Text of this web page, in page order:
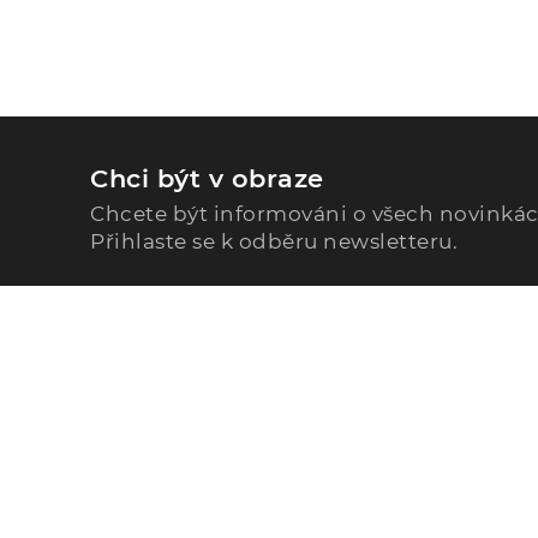
Chci být v obraze
Chcete být informováni o všech
Přihlaste se k odběru newsletteru.